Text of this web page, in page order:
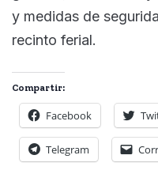
y medidas de
recinto ferial.
Compartir:
Facebook
Telegram